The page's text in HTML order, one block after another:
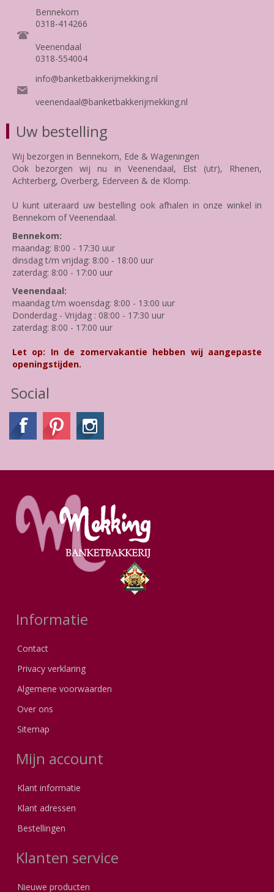
Bennekom
0318-414266
Veenendaal
0318-554004
info@banketbakkerijmekking.nl
veenendaal@banketbakkerijmekking.nl
Uw bestelling
Wij bezorgen in Bennekom, Ede & Wageningen
Ook bezorgen wij nu in Veenendaal, Elst (utr), Rhenen,
Achterberg, Overberg, Ederveen & de Klomp.
U kunt uiteraard uw bestelling ook afhalen in onze winkel in
Bennekom of Veenendaal.
Bennekom:
maandag: 8:00 - 17:30 uur
dinsdag t/m vrijdag: 8:00 - 18:00 uur
zaterdag: 8:00 - 17:00 uur
Veenendaal:
maandag t/m woensdag: 8:00 - 13:00 uur
Donderdag - Vrijdag : 08:00 - 17:30 uur
zaterdag: 8:00 - 17:00 uur
Let op: In de zomervakantie hebben wij aangepaste
openingstijden.
Social
Informatie
Contact
Privacy verklaring
Algemene voorwaarden
Over ons
Sitemap
Mijn account
Klant informatie
Klant adressen
Bestellingen
Klanten service
Nieuwe producten